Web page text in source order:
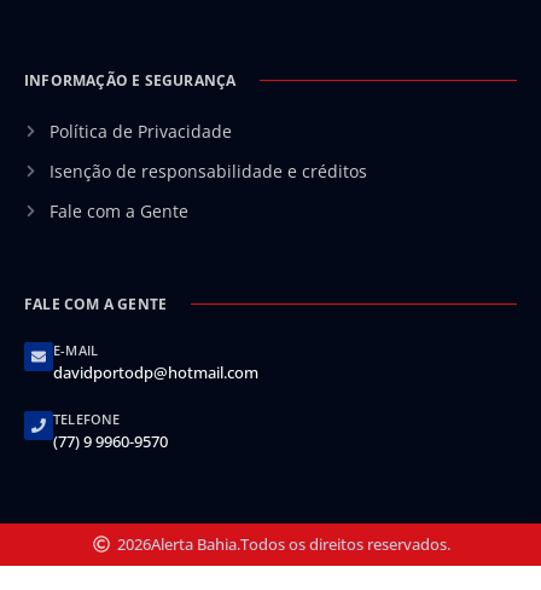
INFORMAÇÃO E SEGURANÇA
Política de Privacidade
Isenção de responsabilidade e créditos
Fale com a Gente
FALE COM A GENTE
E-MAIL
davidportodp@hotmail.com
TELEFONE
(77) 9 9960-9570
2026Alerta Bahia.Todos os direitos reservados.